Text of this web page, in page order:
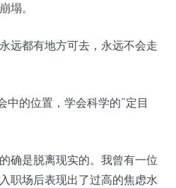
塌。
远都有地方可去，永远不会走
中的位置，学会科学的“定目
确是脱离现实的。我曾有一位
职场后表现出了过高的焦虑水